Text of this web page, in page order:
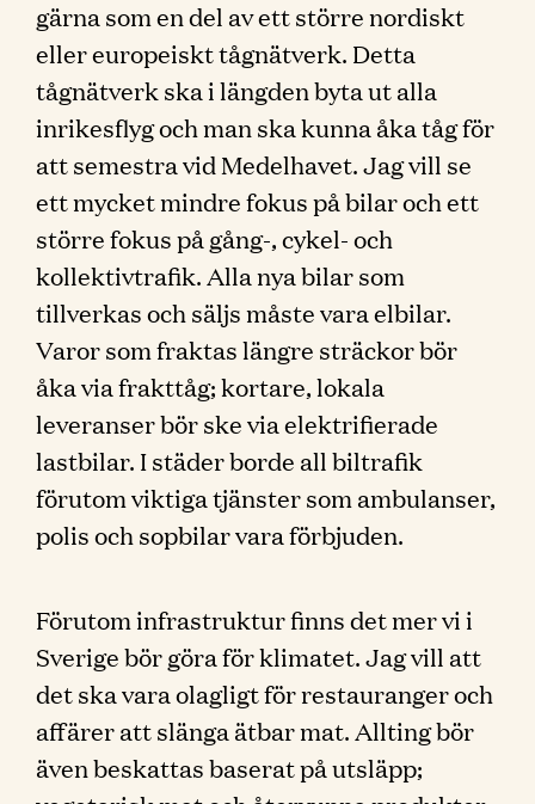
gärna som en del av ett större nordiskt
eller europeiskt tågnätverk. Detta
tågnätverk ska i längden byta ut alla
inrikesflyg och man ska kunna åka tåg för
att semestra vid Medelhavet. Jag vill se
ett mycket mindre fokus på bilar och ett
större fokus på gång-, cykel- och
kollektivtrafik. Alla nya bilar som
tillverkas och säljs måste vara elbilar.
Varor som fraktas längre sträckor bör
åka via frakttåg; kortare, lokala
leveranser bör ske via elektrifierade
lastbilar. I städer borde all biltrafik
förutom viktiga tjänster som ambulanser,
polis och sopbilar vara förbjuden.
Förutom infrastruktur finns det mer vi i
Sverige bör göra för klimatet. Jag vill att
det ska vara olagligt för restauranger och
affärer att slänga ätbar mat. Allting bör
även beskattas baserat på utsläpp;